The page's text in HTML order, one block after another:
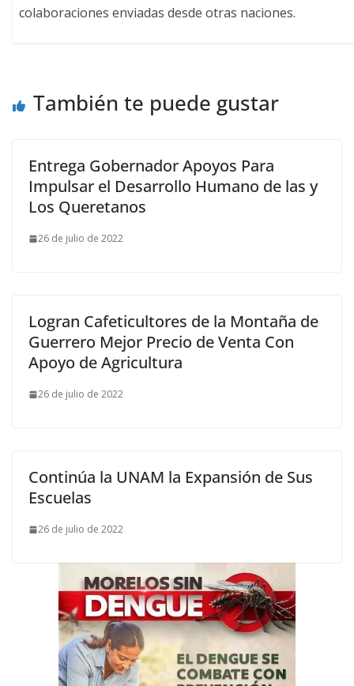
colaboraciones enviadas desde otras naciones.
También te puede gustar
Entrega Gobernador Apoyos Para
Impulsar el Desarrollo Humano de las y
Los Queretanos
26 de julio de 2022
Logran Cafeticultores de la Montaña de
Guerrero Mejor Precio de Venta Con
Apoyo de Agricultura
26 de julio de 2022
Continúa la UNAM la Expansión de Sus
Escuelas
26 de julio de 2022